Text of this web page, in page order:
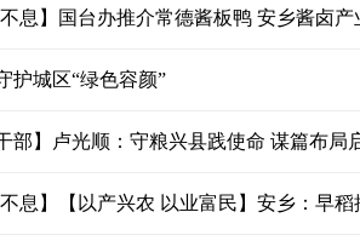
不息】国台办推介常德酱板鸭 安乡酱卤
护城区“绿色容颜”
部】卢光顺：守粮兴县践使命 谋篇布局
不息】【以产兴农 以业富民】安乡：早